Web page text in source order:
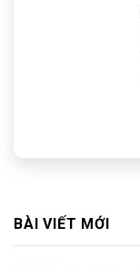
BÀI VIẾT MỚI